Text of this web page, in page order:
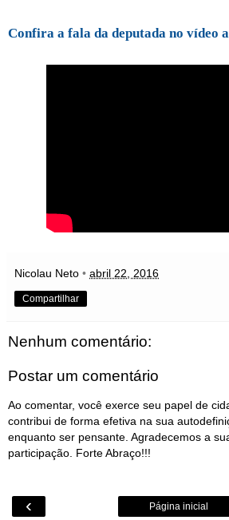
Confira a fala da deputada no vídeo
Nicolau Neto • abril 22, 2016
Compartilhar
Nenhum comentário:
Postar um comentário
Ao comentar, você exerce seu papel de
contribui de forma efetiva na sua
enquanto ser pensante. Agradecemos a
participação. Forte Abraço!!!
‹ Página inicial